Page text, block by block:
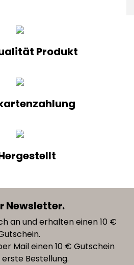
Produkt
Newsletter.
an und erhalten einen 10 €
Mail einen 10 € Gutschein
Bestellung.